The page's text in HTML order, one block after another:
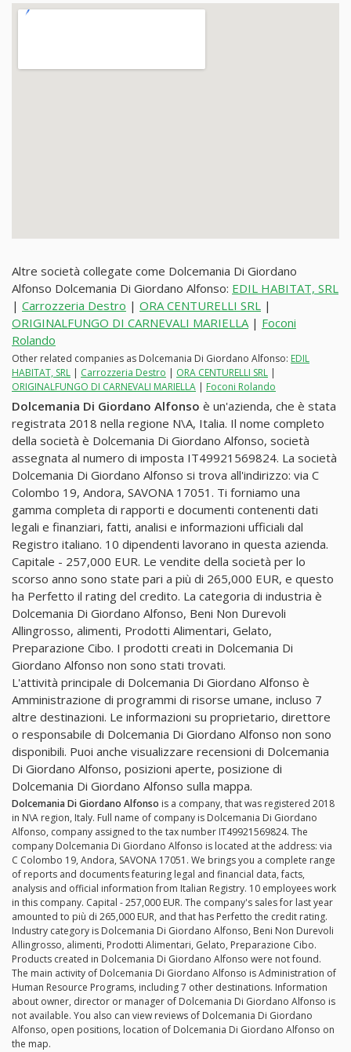
Altre società collegate come Dolcemania Di Giordano
Alfonso Dolcemania Di Giordano Alfonso: EDIL HABITAT, SRL
| Carrozzeria Destro | ORA CENTURELLI SRL |
ORIGINALFUNGO DI CARNEVALI MARIELLA| Foconi
Rolando
Other related companies as Dolcemania Di Giordano Alfonso: EDIL
HABITAT, SRL | Carrozzeria Destro | ORA CENTURELLI SRL |
ORIGINALFUNGO DI CARNEVALI MARIELLA | Foconi Rolando
Dolcemania Di Giordano Alfonso è un'azienda, che è stata
registrata 2018 nella regione N\A, Italia. Il nome completo
della società è Dolcemania Di Giordano Alfonso, società
assegnata al numero di imposta IT49921569824. La società
Dolcemania Di Giordano Alfonso si trova all'indirizzo: via C
Colombo 19, Andora, SAVONA 17051. Ti forniamo una
gamma completa di rapporti e documenti contenenti dati
legali e finanziari, fatti, analisi e informazioni ufficiali dal
Registro italiano. 10 dipendenti lavorano in questa azienda.
Capitale - 257,000 EUR. Le vendite della società per lo
scorso anno sono state pari a più di 265,000 EUR, e questo
ha Perfetto il rating del credito. La categoria di industria è
Dolcemania Di Giordano Alfonso, Beni Non Durevoli
Allingrosso, alimenti, Prodotti Alimentari, Gelato,
Preparazione Cibo. I prodotti creati in Dolcemania Di
Giordano Alfonso non sono stati trovati.
L'attività principale di Dolcemania Di Giordano Alfonso è
Amministrazione di programmi di risorse umane, incluso 7
altre destinazioni. Le informazioni su proprietario, direttore
o responsabile di Dolcemania Di Giordano Alfonso non sono
disponibili. Puoi anche visualizzare recensioni di Dolcemania
Di Giordano Alfonso, posizioni aperte, posizione di
Dolcemania Di Giordano Alfonso sulla mappa.
Dolcemania Di Giordano Alfonso is a company, that was registered 2018
in N\A region, Italy. Full name of company is Dolcemania Di Giordano
Alfonso, company assigned to the tax number IT49921569824. The
company Dolcemania Di Giordano Alfonso is located at the address: via
C Colombo 19, Andora, SAVONA 17051. We brings you a complete range
of reports and documents featuring legal and financial data, facts,
analysis and official information from Italian Registry. 10 employees work
in this company. Capital - 257,000 EUR. The company's sales for last year
amounted to più di 265,000 EUR, and that has Perfetto the credit rating.
Industry category is Dolcemania Di Giordano Alfonso, Beni Non Durevoli
Allingrosso, alimenti, Prodotti Alimentari, Gelato, Preparazione Cibo.
Products created in Dolcemania Di Giordano Alfonso were not found.
The main activity of Dolcemania Di Giordano Alfonso is Administration of
Human Resource Programs, including 7 other destinations. Information
about owner, director or manager of Dolcemania Di Giordano Alfonso is
not available. You also can view reviews of Dolcemania Di Giordano
Alfonso, open positions, location of Dolcemania Di Giordano Alfonso on
the map.